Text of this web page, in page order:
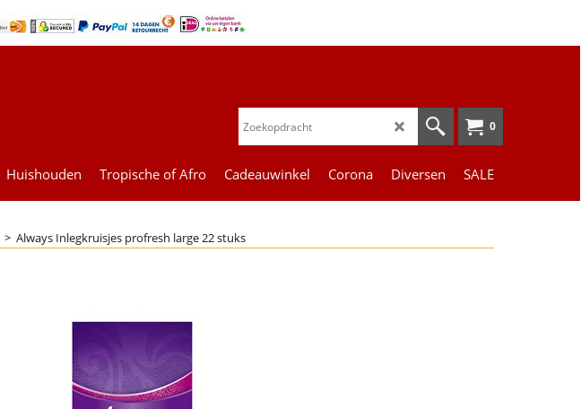
0
Huishouden Tropische of Afro Cadeauwinkel Corona Diversen SALE
> Always Inlegkruisjes profresh large 22 stuks